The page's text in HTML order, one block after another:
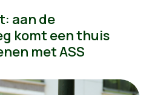
aan de
komt een thuis
met ASS